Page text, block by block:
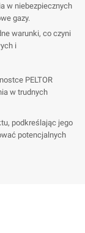
w niebezpiecznych
gazy.
warunki, co czyni
i
PELTOR
w trudnych
podkreślając jego
potencjalnych